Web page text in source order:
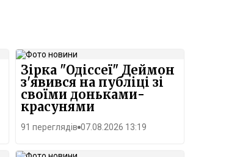
Зірка "Одіссеї" Деймон
з'явився на публіці зі
своїми доньками-
красунями
91 переглядів 07.08.2026 13:19